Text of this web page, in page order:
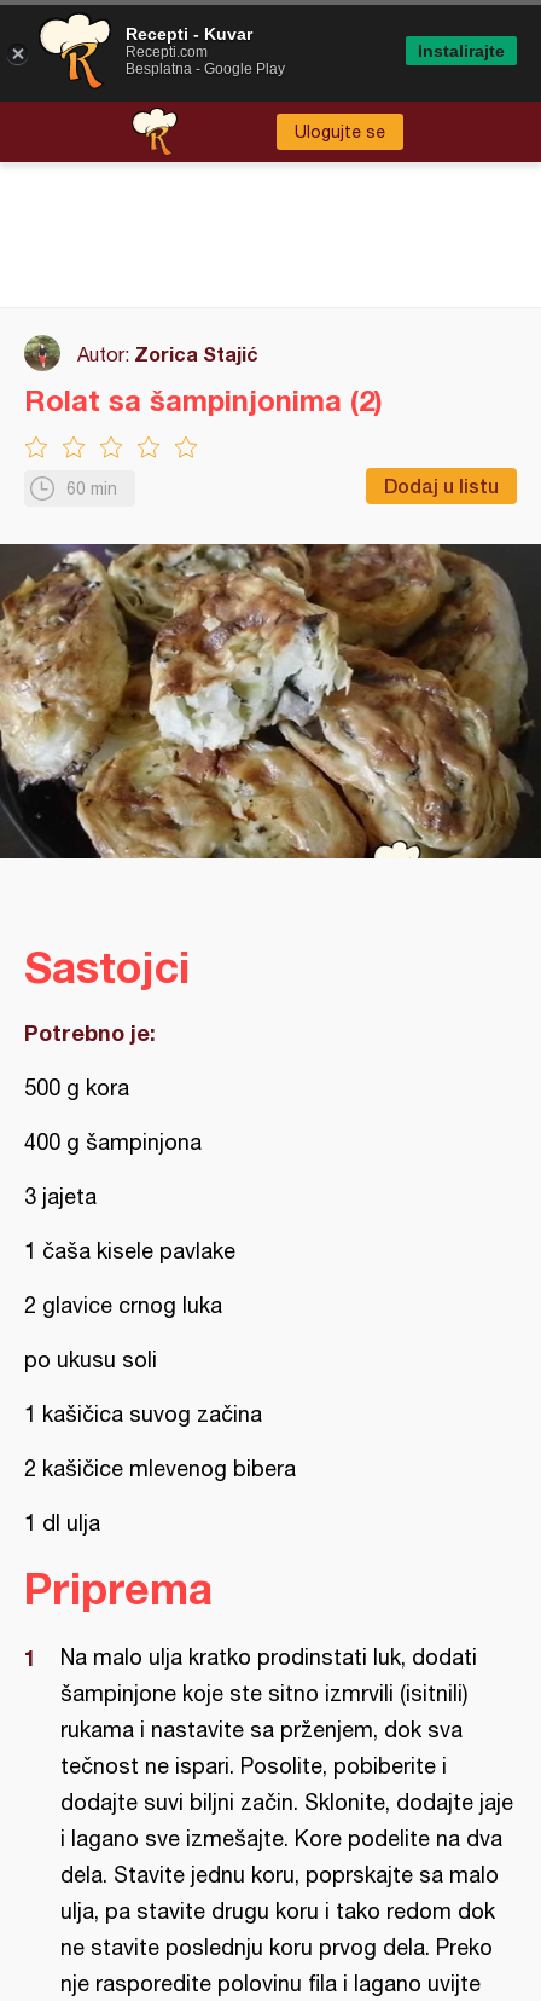
Ulogujte se
Autor: Zorica Stajić
60 min Dodaj u listu
Rolat sa šampinjonima (2)
Sastojci
Potrebno je:
500 g kora
400 g šampinjona
3 jajeta
1 čaša kisele pavlake
2 glavice crnog luka
po ukusu soli
1 kašičica suvog začina
2 kašičice mlevenog bibera
1 dl ulja
Priprema
Na malo ulja kratko prodinstati luk, dodati
šampinjone koje ste sitno izmrvili (isitnili)
rukama i nastavite sa prženjem, dok sva
tečnost ne ispari. Posolite, pobiberite i
dodajte suvi biljni začin. Sklonite, dodajte jaje
i lagano sve izmešajte. Kore podelite na dva
dela. Stavite jednu koru, poprskajte sa malo
ulja, pa stavite drugu koru i tako redom dok
ne stavite poslednju koru prvog dela. Preko
nje rasporedite polovinu fila i lagano uvijte
Recepti - Kuvar
Recepti.com
Besplatna - Google Play
Instalirajte